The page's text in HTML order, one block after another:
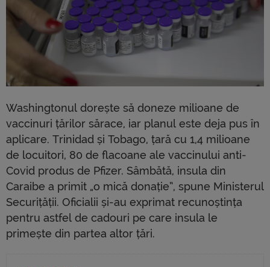
Washingtonul dorește să doneze milioane de
vaccinuri țărilor sărace, iar planul este deja pus în
aplicare. Trinidad și Tobago, țară cu 1,4 milioane
de locuitori, 80 de flacoane ale vaccinului anti-
Covid produs de Pfizer. Sâmbătă, insula din
Caraibe a primit „o mică donație”, spune Ministerul
Securițății. Oficialii și-au exprimat recunoștința
pentru astfel de cadouri pe care insula le
primește din partea altor țări.